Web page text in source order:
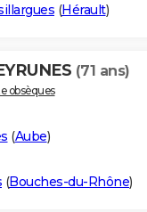
(Hérault)
(71 ans)
obsèques
(Aube)
(Bouches-du-Rhône)